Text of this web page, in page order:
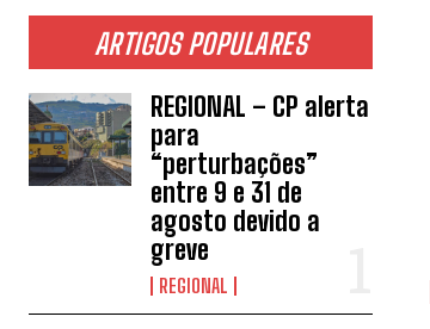
ARTIGOS POPULARES
REGIONAL – CP alerta
para
“perturbações”
entre 9 e 31 de
agosto devido a
greve
REGIONAL